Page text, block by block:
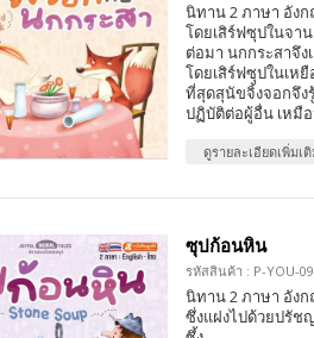
นิทาน 2 ภาษา อังก
โดยเสิร์ฟซุปในจา
ต่อมา นกกระสาจึ
โดยเสิร์ฟซุปในเห
ที่สุดสุนัขจิ้งจอกจึง
ปฏิบัติต่อผู้อื่น เหมือ
ดูรายละเอียดเพิ่มเ
ซุปก้อนหิน
รหัสสินค้า : P-YOU-
นิทาน 2 ภาษา อัง
ซึ่งแฝงไปด้วยปรัช